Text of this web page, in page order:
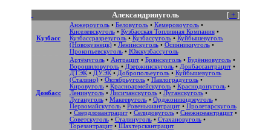
[+ ]
Александрияуголь
Кузбасс
Анжероуголь• Беловуголь• Кемеровоуголь•
Киселевскуголь• Кузбасская Топливная Компания•
Кузбассразрезуголь• Кузбассуголь• Куйбышевуголь
(Новокузнецк)• Ленинскуголь• Осинникиуголь•
Прокопьевскуголь• Южкузбассуголь
Донбасс
Артёмуголь• Антрацит• Брянскуголь• Будённовуголь•
Ворошиловуголь• Дзержинскуголь• Донбассантрацит•
ДТЭК• ДУЭК• Добропольеуголь• Куйбышевуголь
(Сталино)• Октябрьуголь• Павлоградуголь•
Кировуголь• Красноармейскуголь• Краснодонуголь•
Ленинуголь• Лисичанскуголь• Луганскуголь•
Лугануголь• Макеевуголь• Орджоникидзеуголь•
Первомайскуголь• Ровенькиантрацит• Пролетарскуголь
• Свердловантрацит• Селидовуголь• Снежноеантрацит•
Советскуголь• Сталинуголь• Стахановуголь•
Торезантрацит• Шахтерскантрацит